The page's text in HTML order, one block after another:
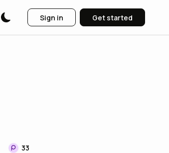
Sign in Get started
33